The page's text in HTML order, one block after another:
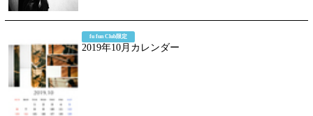
fu fun Club限定
2019年10月カレンダー